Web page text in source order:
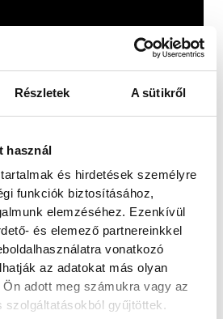
Részletek A sütikről
használ
és hirdetések személyre
funkciók biztosításához,
elemzéséhez. Ezenkívül
és elemező partnereinkkel
vonatkozó
az adatokat más olyan
adott meg számukra vagy az
szolgáltatásokból gyűjtöttek.
steampunk
FOTÓS
Rompos